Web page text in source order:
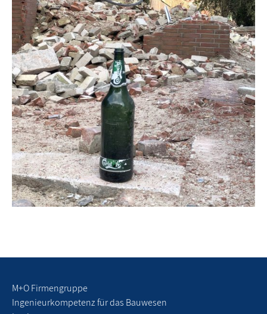
M+O Firmengruppe
Ingenieurkompetenz für das Bauwesen